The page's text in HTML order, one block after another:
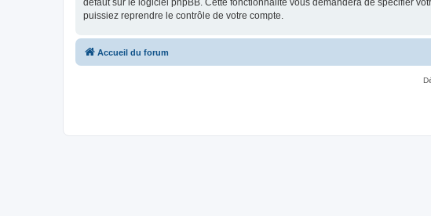
puissiez reprendre le contrôle de votre compte.
Accueil du forum